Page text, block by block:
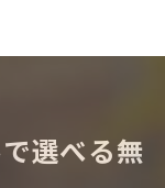
選べる無